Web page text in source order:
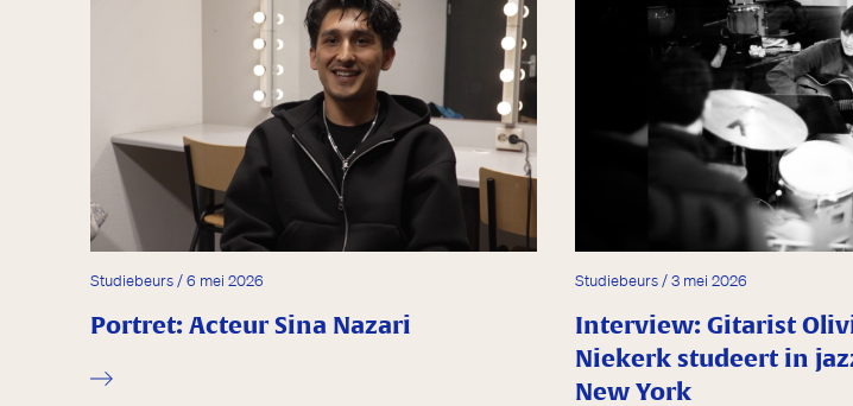
Studiebeurs / 6 mei 2026
Portret: Acteur Sina Nazari
Studiebeurs / 3 mei 2026
Interview: Gitarist
Niekerk studeert in
New York